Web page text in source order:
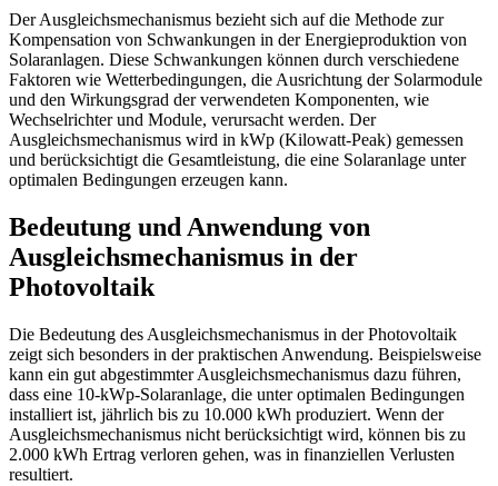
Der Ausgleichsmechanismus bezieht sich auf die Methode zur
Kompensation von Schwankungen in der Energieproduktion von
Solaranlagen. Diese Schwankungen können durch verschiedene
Faktoren wie Wetterbedingungen, die Ausrichtung der Solarmodule
und den Wirkungsgrad der verwendeten Komponenten, wie
Wechselrichter und Module, verursacht werden. Der
Ausgleichsmechanismus wird in kWp (Kilowatt-Peak) gemessen
und berücksichtigt die Gesamtleistung, die eine Solaranlage unter
optimalen Bedingungen erzeugen kann.
Bedeutung und Anwendung von
Ausgleichsmechanismus in der
Photovoltaik
Die Bedeutung des Ausgleichsmechanismus in der Photovoltaik
zeigt sich besonders in der praktischen Anwendung. Beispielsweise
kann ein gut abgestimmter Ausgleichsmechanismus dazu führen,
dass eine 10-kWp-Solaranlage, die unter optimalen Bedingungen
installiert ist, jährlich bis zu 10.000 kWh produziert. Wenn der
Ausgleichsmechanismus nicht berücksichtigt wird, können bis zu
2.000 kWh Ertrag verloren gehen, was in finanziellen Verlusten
resultiert.